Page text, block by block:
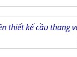
thiết kế cầu thang